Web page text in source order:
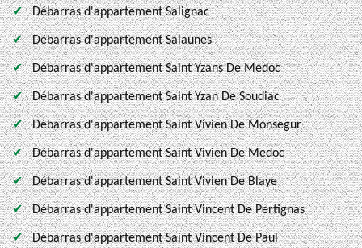
Débarras d'appartement Salignac
Débarras d'appartement Salaunes
Débarras d'appartement Saint Yzans De Medoc
Débarras d'appartement Saint Yzan De Soudiac
Débarras d'appartement Saint Vivien De Monsegur
Débarras d'appartement Saint Vivien De Medoc
Débarras d'appartement Saint Vivien De Blaye
Débarras d'appartement Saint Vincent De Pertignas
Débarras d'appartement Saint Vincent De Paul